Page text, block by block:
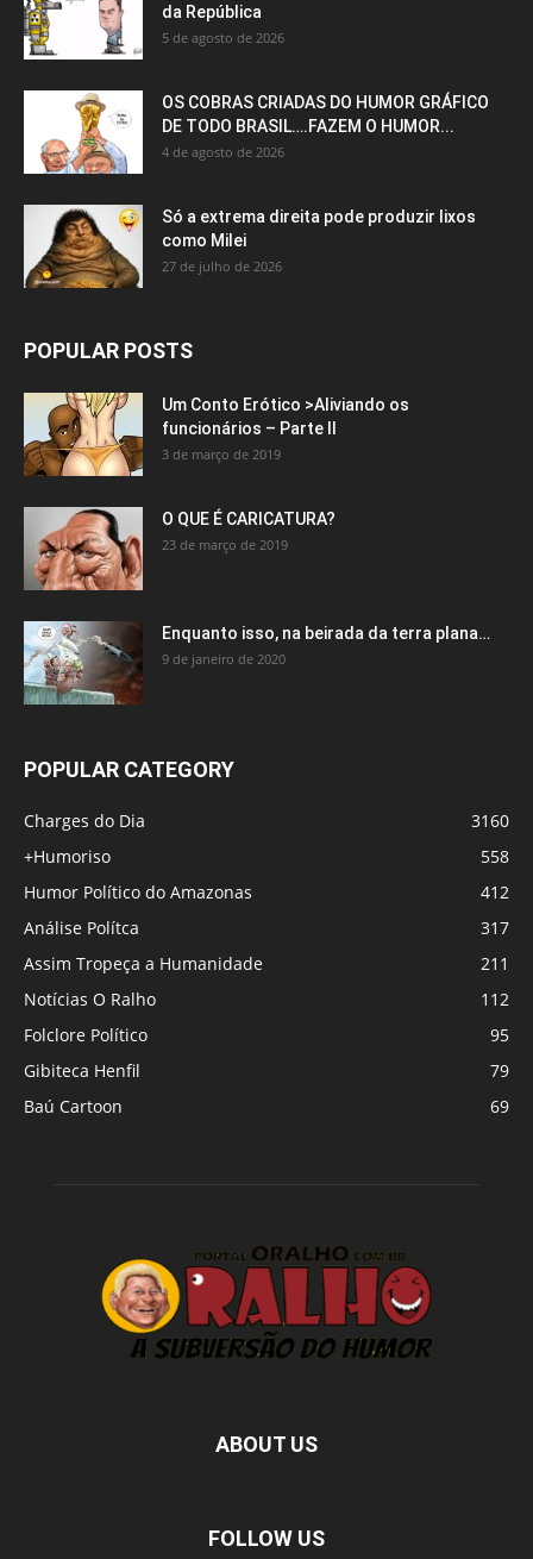
da República
5 de agosto de 2026
OS COBRAS CRIADAS DO HUMOR GRÁFICO
DE TODO BRASIL….FAZEM O HUMOR...
4 de agosto de 2026
Só a extrema direita pode produzir lixos
como Milei
27 de julho de 2026
POPULAR POSTS
Um Conto Erótico >Aliviando os
funcionários – Parte II
3 de março de 2019
O QUE É CARICATURA?
23 de março de 2019
Enquanto isso, na beirada da terra plana…
9 de janeiro de 2020
POPULAR CATEGORY
Charges do Dia
3160
+Humoriso
558
Humor Político do Amazonas
412
Análise Polítca
317
Assim Tropeça a Humanidade
211
Notícias O Ralho
112
Folclore Político
95
Gibiteca Henfil
79
Baú Cartoon
69
ABOUT US
FOLLOW US